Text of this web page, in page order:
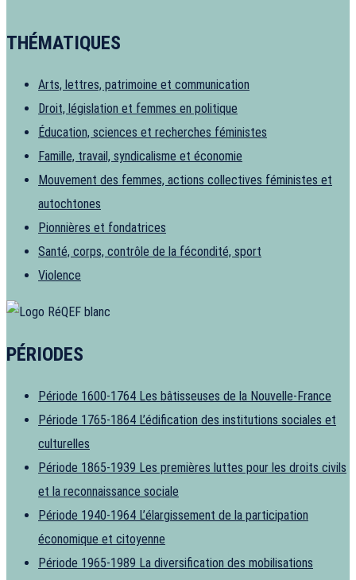
THÉMATIQUES
Arts, lettres, patrimoine et communication
Droit, législation et femmes en politique
Éducation, sciences et recherches féministes
Famille, travail, syndicalisme et économie
Mouvement des femmes, actions collectives féministes et
autochtones
Pionnières et fondatrices
Santé, corps, contrôle de la fécondité, sport
Violence
PÉRIODES
Période 1600-1764 Les bâtisseuses de la Nouvelle-France
Période 1765-1864 L’édification des institutions sociales et
culturelles
Période 1865-1939 Les premières luttes pour les droits civils
et la reconnaissance sociale
Période 1940-1964 L’élargissement de la participation
économique et citoyenne
Période 1965-1989 La diversification des mobilisations